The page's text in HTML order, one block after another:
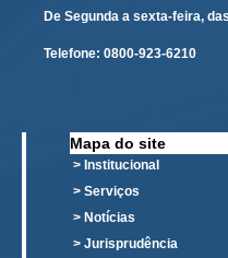
Ação Trabalhista
Agendamento de
Glossário
Consulta de Pautas
De Segunda a sexta-feira,
Telefone: 0800-923-6210
Mapa do site
> Institucional
> Serviços
> Notícias
> Jurisprudência